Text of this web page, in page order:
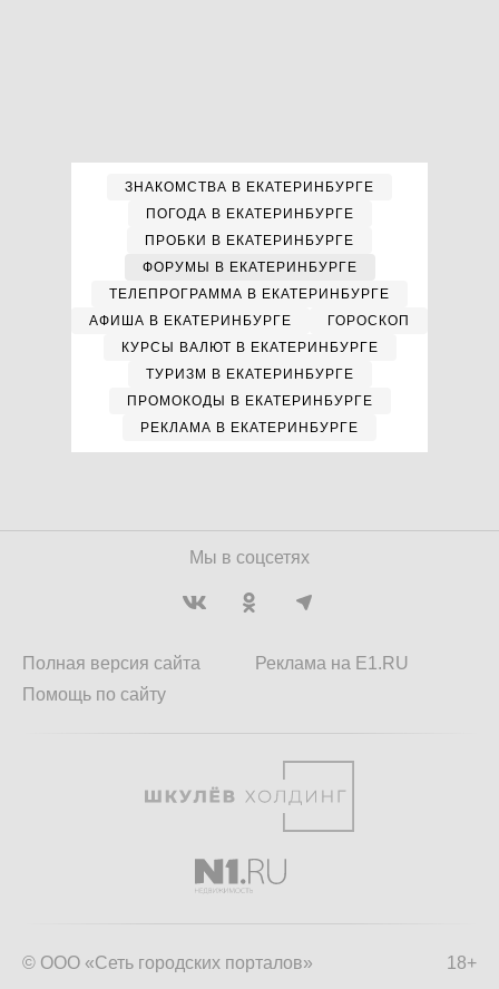
ЗНАКОМСТВА В ЕКАТЕРИНБУРГЕ
ПОГОДА В ЕКАТЕРИНБУРГЕ
ПРОБКИ В ЕКАТЕРИНБУРГЕ
ФОРУМЫ В ЕКАТЕРИНБУРГЕ
ТЕЛЕПРОГРАММА В ЕКАТЕРИНБУРГЕ
АФИША В ЕКАТЕРИНБУРГЕ
ГОРОСКОП
КУРСЫ ВАЛЮТ В ЕКАТЕРИНБУРГЕ
ТУРИЗМ В ЕКАТЕРИНБУРГЕ
ПРОМОКОДЫ В ЕКАТЕРИНБУРГЕ
РЕКЛАМА В ЕКАТЕРИНБУРГЕ
Мы в соцсетях
Полная версия сайта
Помощь по сайту
Реклама на E1.RU
18+
© ООО «Сеть городских порталов»